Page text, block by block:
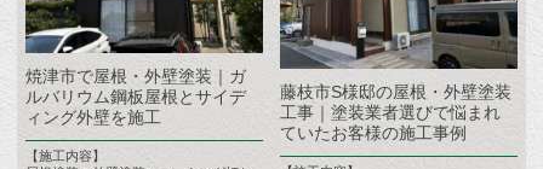
焼津市で屋根・外壁塗装｜ガ
ルバリウム鋼板屋根とサイデ
ィング外壁を施工
【施工内容】
藤枝市S様邸の屋根・外壁塗装
工事｜塗装業者選びで悩まれ
ていたお客様の施工事例